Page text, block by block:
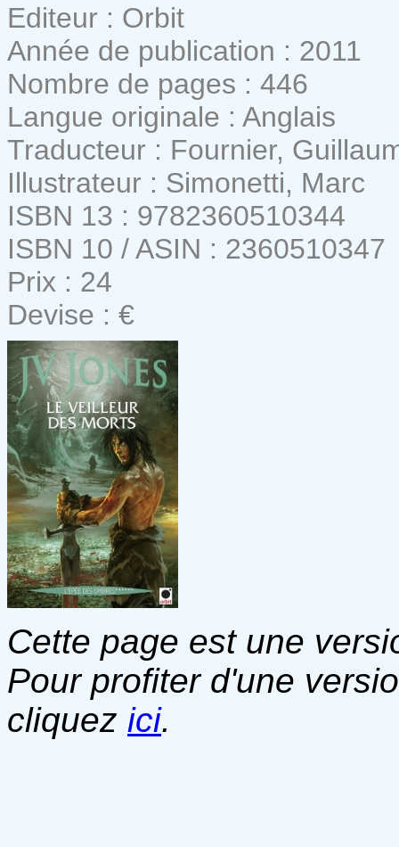
Editeur : Orbit
Année de publication : 2011
Nombre de pages : 446
Langue originale : Anglais
Traducteur : Fournier,
Illustrateur : Simonetti, Marc
ISBN 13 : 9782360510344
ISBN 10 / ASIN : 2360510347
Prix : 24
Devise : €
Cette page est une
Pour profiter d'une
cliquez ici.